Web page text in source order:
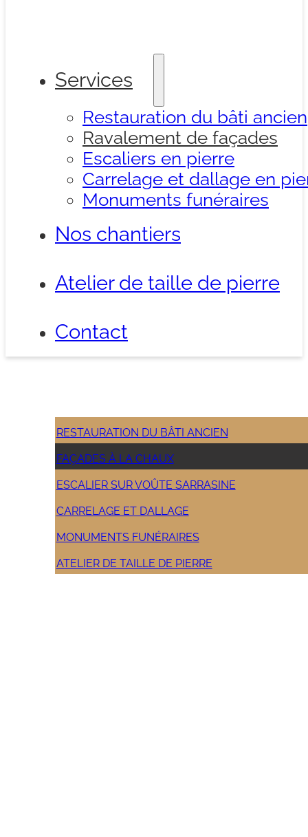
Services
Restauration du bâti ancien
Ravalement de façades
Escaliers en pierre
Carrelage et dallage en
Monuments funéraires
Nos chantiers
Atelier de taille de pierre
Contact
RESTAURATION DU BÂTI ANCIEN
FAÇADES À LA CHAUX
ESCALIER SUR VOÛTE SARRASINE
CARRELAGE ET DALLAGE
MONUMENTS FUNÉRAIRES
ATELIER DE TAILLE DE PIERRE